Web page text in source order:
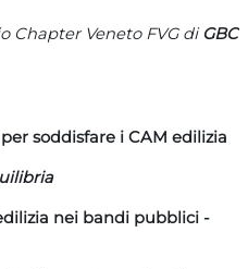
Chapter Veneto FVG di GBC
soddisfare i CAM edilizia
nei bandi pubblici -